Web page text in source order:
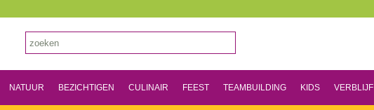
NATUUR BEZICHTIGEN CULINAIR FEEST TEAMBUILDING KIDS VERBLIJF